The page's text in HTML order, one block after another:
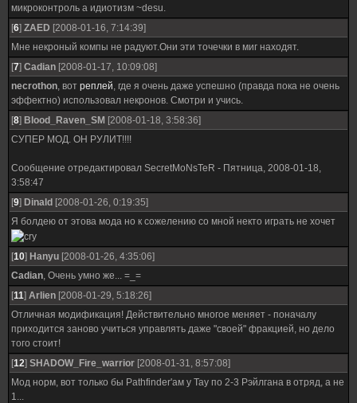
микроконтроль а идиотизм ~desu.
[6] ZAED [2008-01-16, 7:14:39]
Мне некроный компы не радуют.Они эти точечки в миг находят.
[7] Cadian [2008-01-17, 10:09:08]
necrothon, вот реплей, где я очень даже успешно (правда пока не очень
эффектно) использовал некронов. Смотри и учись.
[8] Blood_Raven_SM [2008-01-18, 3:58:36]
СУПЕР МОД. ОН РУЛИТ!!!!
Сообщение отредактировал SecretMoNsTeR - Пятница, 2008-01-18,
3:58:47
[9] Dinald [2008-01-26, 0:19:35]
Я болдею от этова мода но к сожелению со мной некто играть не хочет
[10] Hanyu [2008-01-26, 4:35:06]
Cadian, Очень умно же... =_=
[11] Arlien [2008-01-29, 5:18:26]
Отличная модификация! Действительно многое меняет - поначалу
приходится заново учиться управлять даже "своей" фракцией, но дело
того стоит!
[12] SHADOW_Fire_warrior [2008-01-31, 8:57:08]
Мод норм, вот только бы Pathfinder'aм у Тау по 2-3 Рэйлгана в отряд, а не
1...